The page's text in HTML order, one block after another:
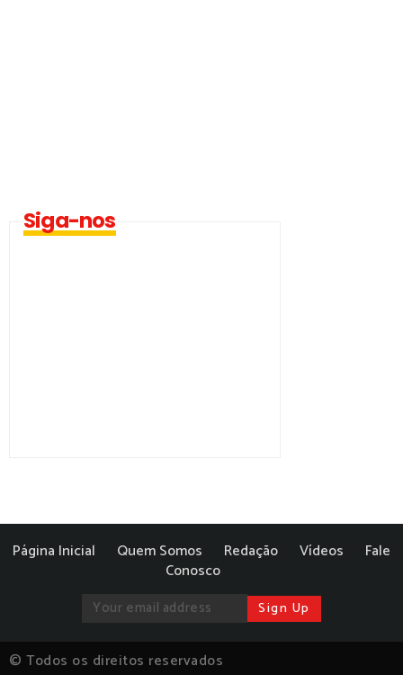
Siga-nos
Página Inicial Quem Somos Redação Vídeos
Fale
Conosco
© Todos os direitos reservados